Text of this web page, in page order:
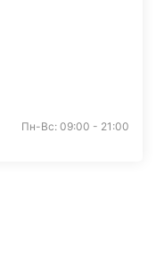
Пн-Вс: 09:00 - 21:00